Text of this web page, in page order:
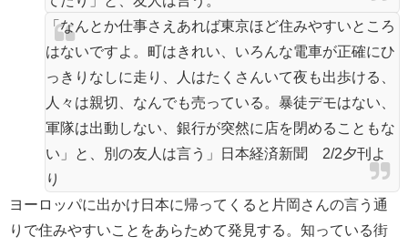
「なんとか仕事さえあれば東京ほど住みやすいところ
はないですよ。町はきれい、いろんな電車が正確にひ
っきりなしに走り、人はたくさんいて夜も出歩ける、
人々は親切、なんでも売っている。暴徒デモはない、
軍隊は出動しない、銀行が突然に店を閉めることもな
い」と、別の友人は言う
」日本経済新聞 2/2夕刊よ
り
ヨーロッパに出かけ日本に帰ってくると片岡さんの言う通
りで住みやすいことをあらためて発見する。知っている街